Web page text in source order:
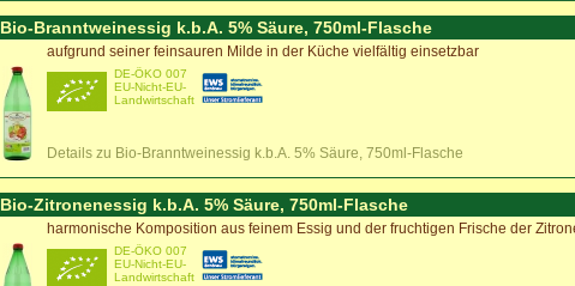
Bio-Branntweinessig k.b.A. 5% Säure, 750ml-Flasche
aufgrund seiner feinsauren Milde in der Küche vielfältig einsetzbar
DE-ÖKO 007
EU-Nicht-EU-
Landwirtschaft
Details zu Bio-Branntweinessig k.b.A. 5% Säure, 750ml-Flasche
Bio-Zitronenessig k.b.A. 5% Säure, 750ml-Flasche
harmonische Komposition aus feinem Essig und der fruchtigen Frische der
DE-ÖKO 007
EU-Nicht-EU-
Landwirtschaft